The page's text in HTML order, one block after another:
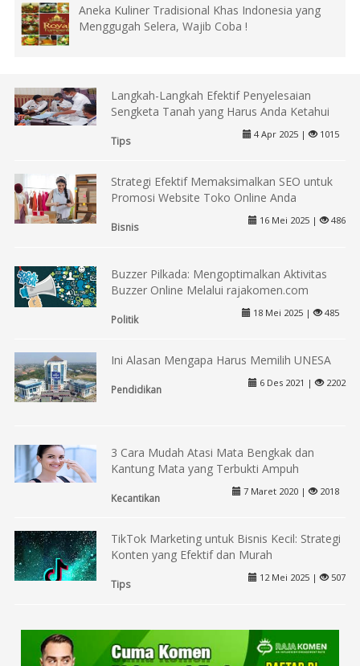
Aneka Kuliner Tradisional Khas Indonesia yang
Menggugah Selera, Wajib Coba !
Langkah-Langkah Efektif Penyelesaian
Sengketa Tanah yang Harus Anda Ketahui
Tips
4 Apr 2025 | 1015
Strategi Efektif Memaksimalkan SEO untuk
Promosi Website Toko Online Anda
Bisnis
16 Mei 2025 | 486
Buzzer Pilkada: Mengoptimalkan Aktivitas
Buzzer Online Melalui rajakomen.com
Politik
18 Mei 2025 | 485
Ini Alasan Mengapa Harus Memilih UNESA
Pendidikan
6 Des 2021 | 2202
3 Cara Mudah Atasi Mata Bengkak dan
Kantung Mata yang Terbukti Ampuh
Kecantikan
7 Maret 2020 | 2018
TikTok Marketing untuk Bisnis Kecil: Strategi
Konten yang Efektif dan Murah
Tips
12 Mei 2025 | 507